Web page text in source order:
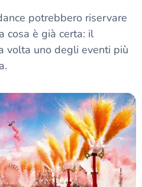
potrebbero riservare
cosa è già certa: il
volta uno degli eventi più